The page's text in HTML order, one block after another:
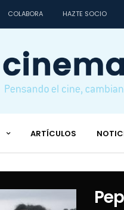
COLABORA HAZTE SOCIO
ARTÍCULOS